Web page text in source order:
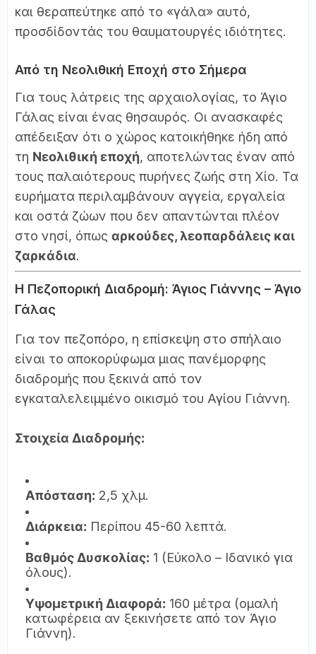
και θεραπεύτηκε από το «γάλα» αυτό,
προσδίδοντάς του θαυματουργές ιδιότητες.
Από τη Νεολιθική Εποχή στο Σήμερα
Για τους λάτρεις της αρχαιολογίας, το Άγιο
Γάλας είναι ένας θησαυρός. Οι ανασκαφές
απέδειξαν ότι ο χώρος κατοικήθηκε ήδη από
τη Νεολιθική εποχή, αποτελώντας έναν από
τους παλαιότερους πυρήνες ζωής στη Χίο. Τα
ευρήματα περιλαμβάνουν αγγεία, εργαλεία
και οστά ζώων που δεν απαντώνται πλέον
στο νησί, όπως αρκούδες, λεοπαρδάλεις και
ζαρκάδια.
Η Πεζοπορική Διαδρομή: Άγιος Γιάννης – Άγιο
Γάλας
Για τον πεζοπόρο, η επίσκεψη στο σπήλαιο
είναι το αποκορύφωμα μιας πανέμορφης
διαδρομής που ξεκινά από τον
εγκαταλελειμμένο οικισμό του Αγίου Γιάννη.
Στοιχεία Διαδρομής:
Απόσταση: 2,5 χλμ.
Διάρκεια: Περίπου 45-60 λεπτά.
Βαθμός Δυσκολίας: 1 (Εύκολο – Ιδανικό για
όλους).
Υψομετρική Διαφορά: 160 μέτρα (ομαλή
κατωφέρεια αν ξεκινήσετε από τον Άγιο
Γιάννη).